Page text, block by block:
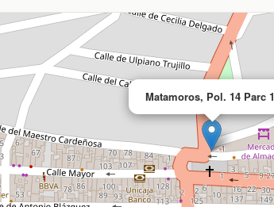
Matamoros, Pol. 14 Parc 1